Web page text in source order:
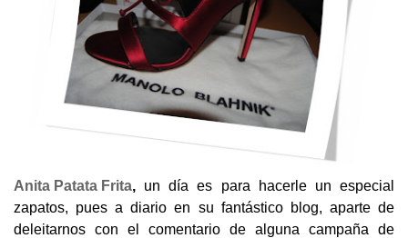
Anita Patata Frita, un día es para hacerle un especial
zapatos, pues a diario en su fantástico blog, aparte de
deleitarnos con el comentario de alguna campaña de